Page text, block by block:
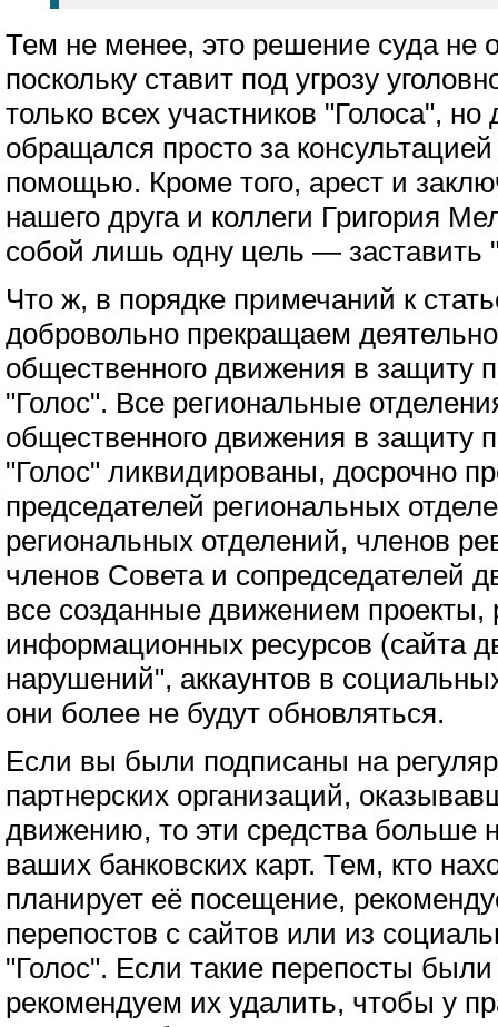
Тем не менее, это решение суда не
поскольку ставит под угрозу
только всех участников "Голоса",
обращался просто за
помощью. Кроме того, арест и
нашего друга и коллеги Григория
собой лишь одну цель — заставить
Что ж, в порядке примечаний к
добровольно прекращаем
общественного движения в защиту
"Голос". Все региональные
общественного движения в защиту
"Голос" ликвидированы, досрочно
председателей региональных
региональных отделений, членов
членов Совета и сопредседателей
все созданные движением проекты,
информационных ресурсов (сайта
нарушений", аккаунтов в
они более не будут обновляться.
Если вы были подписаны на
партнерских организаций,
движению, то эти средства больше
ваших банковских карт. Тем, кто
планирует её посещение,
перепостов с сайтов или из
"Голос". Если такие перепосты
рекомендуем их удалить, чтобы у